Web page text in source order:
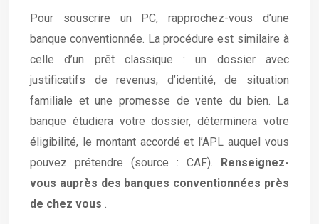
Pour souscrire un PC, rapprochez-vous d’une
banque conventionnée. La procédure est similaire à
celle d’un prêt classique : un dossier avec
justificatifs de revenus, d’identité, de situation
familiale et une promesse de vente du bien. La
banque étudiera votre dossier, déterminera votre
éligibilité, le montant accordé et l’APL auquel vous
pouvez prétendre (source : CAF). Renseignez-
vous auprès des banques conventionnées près
de chez vous .